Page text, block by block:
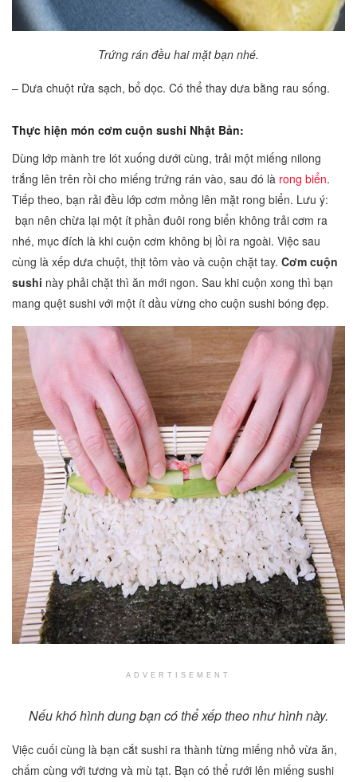
Trứng rán đều hai mặt bạn nhé.
– Dưa chuột rửa sạch, bổ dọc. Có thể thay dưa bằng rau sống.
Thực hiện món cơm cuộn sushi Nhật Bản:
Dùng lớp mành tre lót xuống dưới cùng, trải một miếng nilong
trắng lên trên rồi cho miếng trứng rán vào, sau đó là rong biển.
Tiếp theo, bạn rải đều lớp cơm mỏng lên mặt rong biển. Lưu ý:
bạn nên chừa lại một ít phần đuôi rong biển không trải cơm ra
nhé, mục đích là khi cuộn cơm không bị lồi ra ngoài. Việc sau
cùng là xếp dưa chuột, thịt tôm vào và cuộn chặt tay. Cơm cuộn
sushi này phải chặt thì ăn mới ngon. Sau khi cuộn xong thì bạn
mang quệt sushi với một ít dầu vừng cho cuộn sushi bóng đẹp.
ADVERTISEMENT
Nếu khó hình dung bạn có thể xếp theo như hình này.
Việc cuối cùng là bạn cắt sushi ra thành từng miếng nhỏ vừa ăn,
chấm cùng với tương và mù tạt. Bạn có thể rưới lên miếng sushi